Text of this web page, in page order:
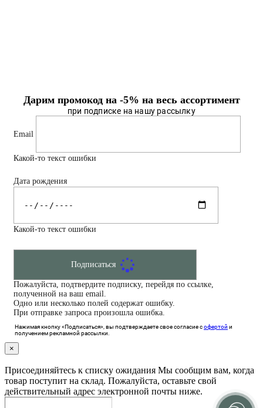
Дарим промокод на -5% на весь ассортимент
при подписке на нашу рассылку
Email
Какой-то текст ошибки
Дата рождения
Какой-то текст ошибки
Подписаться
Пожалуйста, подтвердите подписку, перейдя по ссылке,
полученной на ваш email.
Одно или несколько полей содержат ошибку.
При отправке запроса произошла ошибка.
Нажимая кнопку «Подписаться», вы подтверждаете свое согласие софертой и
получением рекламной рассылки.
×
Присоединяйтесь к списку ожидания Мы сообщим вам, когда
товар поступит на склад. Пожалуйста, оставьте свой
действительный адрес электронной почты ниже.